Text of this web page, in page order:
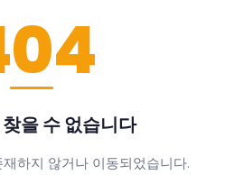
을 수 없습니다
하지 않거나 이동되었습니다.